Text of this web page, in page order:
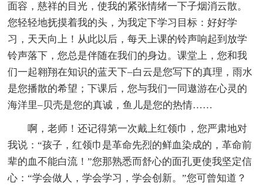
面容，慈祥的目光，使我的紧张情绪一下子烟消云散。
您轻轻地抚摸着我的头，为我定下学习目标：好好学
习，天天向上！从此以后，每天上课的铃声响起到放学
铃声落下，您总是伴随在我们的身边。课堂上，您和我
们一起翱翔在知识的蓝天下–白云是您写下的真理，雨水
是您播散的希望；下课后，您与我们一同遨游在心灵的
海洋里–贝壳是您的真诚，鱼儿是您的热情……
啊，老师！还记得第一次戴上红领巾，您严肃地对
我说：“孩子，红领巾是革命先烈的鲜血染成的，革命前
辈的血不能白流！”您那熟悉而舒心的面孔更使我坚定信
心：“学会做人，学会学习，学会创新。”您可曾知道？